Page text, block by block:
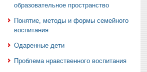
образовательное пространство
Понятие, методы и формы семейного
воспитания
Одаренные дети
Проблема нравственного воспитания